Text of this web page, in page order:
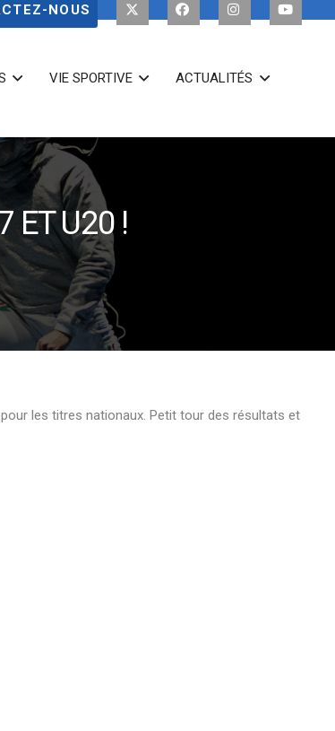
NOUS
VIE SPORTIVE ACTUALITÉS
ET U20 !
les titres nationaux. Petit tour des résultats et